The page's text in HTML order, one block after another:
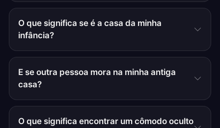
O que significa se é a casa da minha
infância?
E se outra pessoa mora na minha antiga
casa?
O que significa encontrar um cômodo oculto